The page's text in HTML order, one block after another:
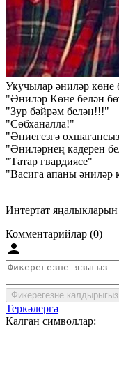
Укучылар әниләр көне
"Əнилəр Көне белəн
"Зур бәйрәм белән!!!"
"Сөбханалла!"
"Әниегезгә
"Әниләрнең кадерен
"Татар гвардиясе"
"Васига апаны әниләр
Интертат яңалыкларын
Комментарийлар (0)
Фикерегезне калдырыгыз
Теркәлергә
Калган символлар: